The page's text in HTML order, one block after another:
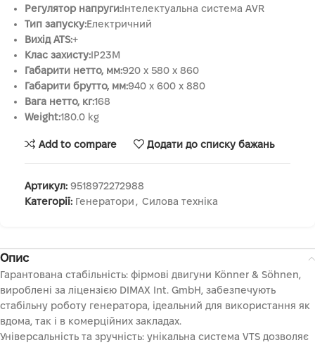
Регулятор напруги:Інтелектуальна система AVR
Тип запуску:Електричний
Вихід ATS:+
Клас захисту:IP23M
Габарити нетто, мм:920 x 580 x 860
Габарити брутто, мм:940 х 600 х 880
Вага нетто, кг:168
Weight:180.0 kg
Add to compare Додати до списку бажань
Артикул: 9518972272988
Категорії: Генератори, Силова техніка
Опис
Гарантована стабільність: фірмові двигуни Könner & Söhnen,
вироблені за ліцензією DIMAX Int. GmbH, забезпечують
стабільну роботу генератора, ідеальний для використання як
вдома, так і в комерційних закладах.
Універсальність та зручність: унікальна система VTS дозволяє